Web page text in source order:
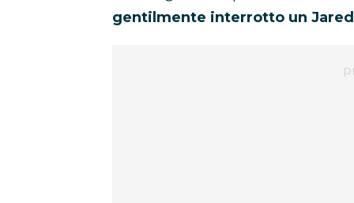
gentilmente interrotto un Jared